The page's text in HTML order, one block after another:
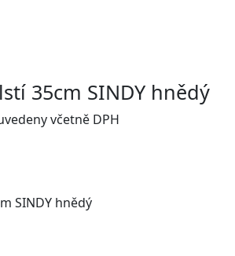
35cm SINDY hnědý
včetně DPH
SINDY hnědý